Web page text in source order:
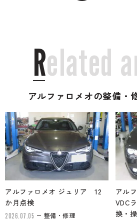
Related a
アルファロメオの整備・
アルファロメオ ジュリア 12
か月点検
2026.07.05 整備・修理
アル
VDC
換・